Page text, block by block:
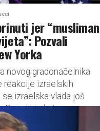
jer “musliman
Pozvali
Yorka
novog gradonačelnika
reakcije izraelskih
izraelska vlada još
Pojedini ekstremno...